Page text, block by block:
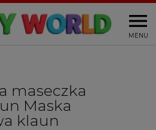
MENU
maseczka
Maska
klaun